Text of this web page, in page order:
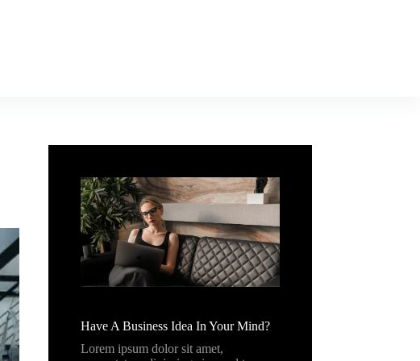
Have A Business Idea In Your Mind?
Lorem ipsum dolor sit amet,